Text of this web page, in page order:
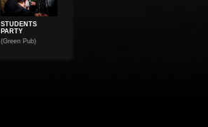
STUDENTS
PARTY
(Green Pub)